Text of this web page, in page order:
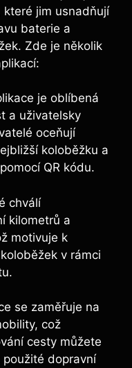
které jim usnadňují
baterie a
Zde je několik
je oblíbená
a uživatelsky
oceňují
koloběžku a
QR kódu.
chválí
kilometrů a
motivuje k
v rámci
se zaměřuje na
což
cesty můžete
dopravní